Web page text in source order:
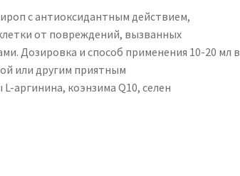
с антиоксидантным действием,
от повреждений, вызванных
Дозировка и способ применения 10-20 мл в
или другим приятным
аргинина, коэнзима Q10, селен